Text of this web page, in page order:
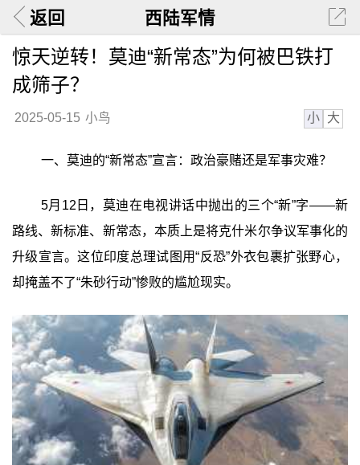
返回 西陆军情
惊天逆转！莫迪“新常态”为何被巴铁打
成筛子？
2025-05-15 小鸟 小 大
一、莫迪的“新常态”宣言：政治豪赌还是军事灾难？
5月12日，莫迪在电视讲话中抛出的三个“新”字——新
路线、新标准、新常态，本质上是将克什米尔争议军事化的
升级宣言。这位印度总理试图用“反恐”外衣包裹扩张野心，
却掩盖不了“朱砂行动”惨败的尴尬现实。